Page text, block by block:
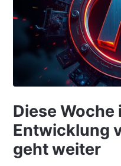
Diese Woche
Entwicklung
geht weiter